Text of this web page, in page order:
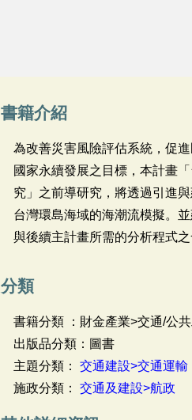
書籍介紹
為改善災害風險評估系統，促
國家永續發展之目標，本計畫
究」之前導研究，將透過引進
台灣環島海域的海潮流模擬。
與後續主計畫所需的分析程式
分類
書籍分類 ：財金產業>交通/公
出版品分類：圖書
主題分類： 交通建設>交通運輸
施政分類： 交通及建設>航政